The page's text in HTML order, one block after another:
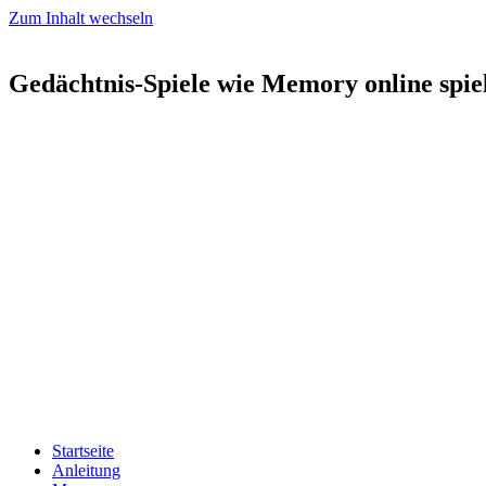
Zum Inhalt wechseln
Gedächtnis-Spiele wie Memory online
Startseite
Anleitung